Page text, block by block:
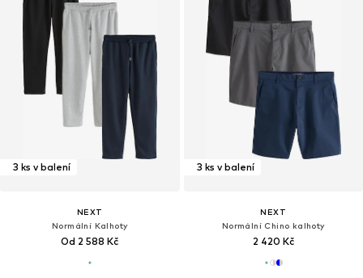
3 ks v balení
NEXT
Normální Kalhoty
Od 2 588 Kč
3 ks v balení
NEXT
Normální Chino kalhoty
2 420 Kč